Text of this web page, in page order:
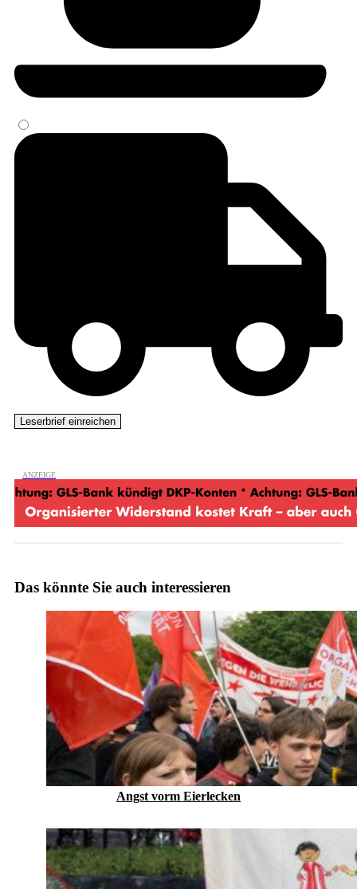
Das könnte Sie auch interessieren
Angst vorm Eierlecken